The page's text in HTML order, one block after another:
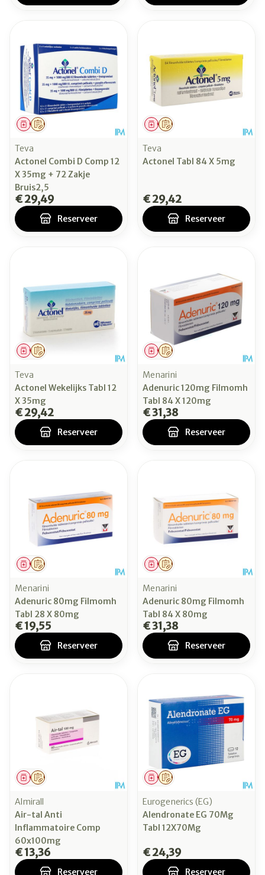
Op voorschrift
Geneesmiddel
Teva
Actonel Combi D Comp 12
X 35mg + 72 Zakje
Bruis2,5
€ 29,49
Reserveer
Op voorschrift
Geneesmiddel
Teva
Actonel Tabl 84 X 5mg
€ 29,42
Reserveer
Op voorschrift
Geneesmiddel
Teva
Actonel Wekelijks Tabl 12
X 35mg
€ 29,42
Reserveer
Op voorschrift
Geneesmiddel
Menarini
Adenuric 120mg Filmomh
Tabl 84 X 120mg
€ 31,38
Reserveer
Op voorschrift
Geneesmiddel
Menarini
Adenuric 80mg Filmomh
Tabl 28 X 80mg
€ 19,55
Reserveer
Op voorschrift
Geneesmiddel
Menarini
Adenuric 80mg Filmomh
Tabl 84 X 80mg
€ 31,38
Reserveer
Op voorschrift
Geneesmiddel
Almirall
Air-tal Anti
Inflammatoire Comp
60x100mg
€ 13,36
Reserveer
Op voorschrift
Geneesmiddel
Eurogenerics (EG)
Alendronate EG 70Mg
Tabl 12X70Mg
€ 24,39
Reserveer